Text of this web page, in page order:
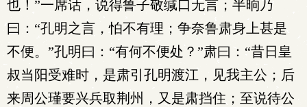
也！”一席话，说得鲁子敬缄口无言；半晌乃
曰：“孔明之言，怕不有理；争奈鲁肃身上甚是
不便。”孔明曰：“有何不便处？”肃曰：“昔日皇
叔当阳受难时，是肃引孔明渡江，见我主公；后
来周公瑾要兴兵取荆州，又是肃挡住；至说待公